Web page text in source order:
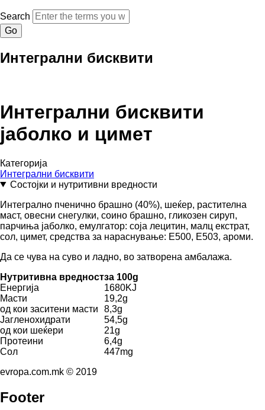
Search
Интегрални бисквити
Интегрални бисквити
јаболко и цимет
Категорија
Интегрални бисквити
Состојки и нутритивни вредности
Интегрално пченично брашно (40%), шеќер, растителна
маст, овесни снегулки, соино брашно, гликозен сируп,
парчиња јаболко, емулгатор: соја лецитин, малц екстрат,
сол, цимет, средства за нараснување: Е500, Е503, ароми.
Да се чува на суво и ладно, во затворена амбалажа.
Нутритивна вредностза 100g
Енергија
1680KJ
Масти
19,2g
од кои заситени масти
8,3g
Јагленохидрати
54,5g
од кои шеќери
21g
Протеини
6,4g
Сол
447mg
evropa.com.mk © 2019
Footer